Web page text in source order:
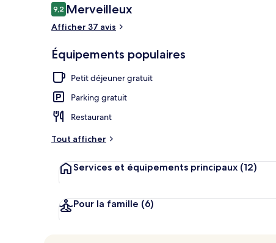
Avis
voyageurs
9,29,2 sur 10
Merveilleux
Afficher 37 avis
Équipements populaires
Petit déjeuner gratuit
Parking gratuit
Restaurant
Tout afficher
Services et équipements principaux (12)
Pour la famille (6)